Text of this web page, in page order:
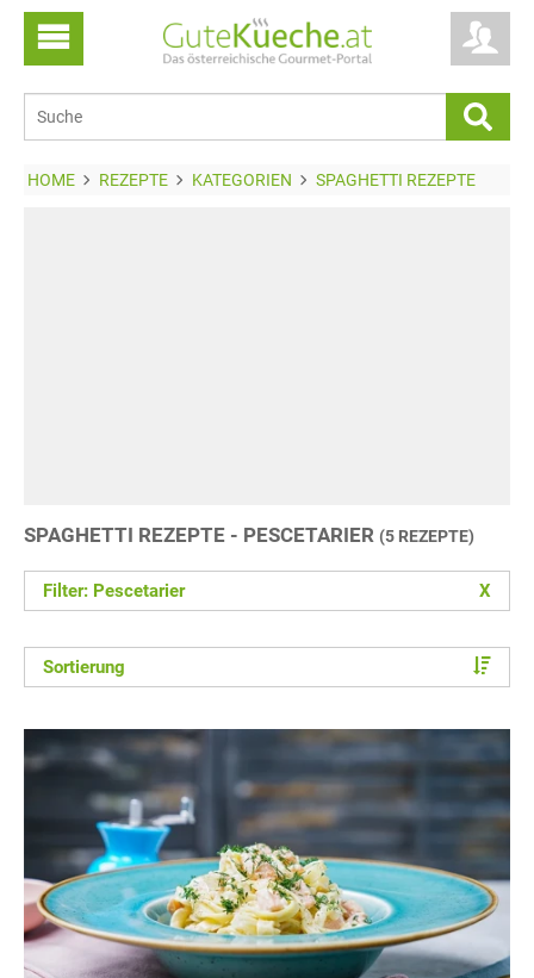
HOME REZEPTE KATEGORIEN SPAGHETTI REZEPTE
SPAGHETTI REZEPTE - PESCETARIER (5 REZEPTE)
Filter: Pescetarier X
Sortierung